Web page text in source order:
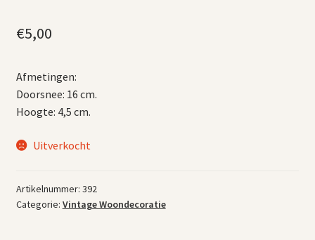
€5,00
Afmetingen:
Doorsnee: 16 cm.
Hoogte: 4,5 cm.
Uitverkocht
Artikelnummer: 392
Categorie: Vintage Woondecoratie